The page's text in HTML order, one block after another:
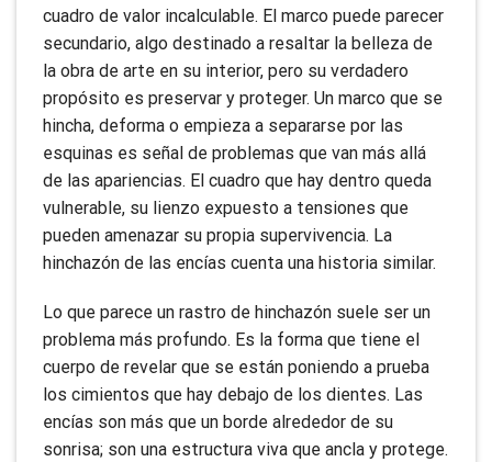
cuadro de valor incalculable. El marco puede parecer
secundario, algo destinado a resaltar la belleza de
la obra de arte en su interior, pero su verdadero
propósito es preservar y proteger. Un marco que se
hincha, deforma o empieza a separarse por las
esquinas es señal de problemas que van más allá
de las apariencias. El cuadro que hay dentro queda
vulnerable, su lienzo expuesto a tensiones que
pueden amenazar su propia supervivencia. La
hinchazón de las encías cuenta una historia similar.
Lo que parece un rastro de hinchazón suele ser un
problema más profundo. Es la forma que tiene el
cuerpo de revelar que se están poniendo a prueba
los cimientos que hay debajo de los dientes. Las
encías son más que un borde alrededor de su
sonrisa; son una estructura viva que ancla y protege.